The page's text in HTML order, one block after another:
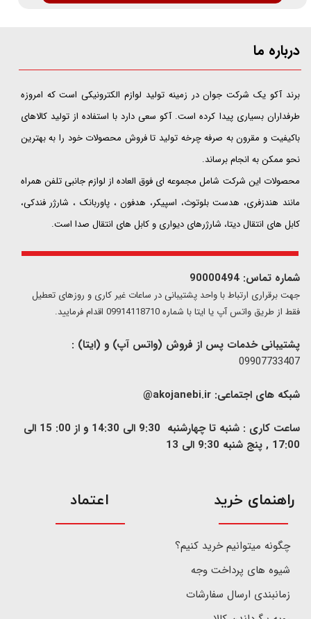
درباره ما
​​​​​​​برند آکو یک شرکت جوان در زمینه تولید لوازم الکترونیکی است که امروزه
طرفداران بسیاری پیدا کرده است. آکو سعی دارد با استفاده از تولید کالاهای
باکیفیت و مقرون به صرفه چرخه تولید تا فروش محصولات خود را به بهترین
نحو ممکن به انجام برساند.
محصولات این شرکت شامل مجموعه ای فوق العاده از لوازم جانبی تلفن همراه
مانند هندزفری، هدست بلوتوث، اسپیکر، هدفون ، پاوربانک ، شارژر فندکی،
کابل های انتقال دیتا، شارژرهای دیواری و کابل های انتقال صدا است.
شماره تماس: 90000494
​​جهت برقراری ارتباط با واحد پشتیبانی در ساعات غیر کاری و روزهای تعطیل
فقط از طریق واتس آپ یا ایتا با شماره 09914118710 اقدام فرمایید.
پشتیبانی خدمات پس از فروش (واتس آپ) و (ایتا) :
09907733407
شبکه های اجتماعی: akojanebi.ir@
ساعت کاری : شنبه تا چهارشنبه 9:30 الی 14:30 و از 00: 15 الی
17:00 , پنج شنبه 9:30 الی 13
​راهنمای خرید
چگونه میتوانیم خرید کنیم؟
شیوه های پرداخت وجه
زمانبندی ارسال سفارشات
اعتماد